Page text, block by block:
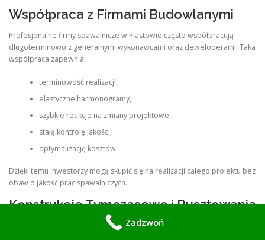
Współpraca z Firmami Budowlanymi
Profesjonalne firmy spawalnicze w Piastowie często współpracują
długoterminowo z generalnymi wykonawcami oraz deweloperami. Taka
współpraca zapewnia:
terminowość realizacji,
elastyczne harmonogramy,
szybkie reakcje na zmiany projektowe,
stałą kontrolę jakości,
optymalizację kosztów.
Dzięki temu inwestorzy mogą skupić się na realizacji całego projektu bez
obaw o jakość prac spawalniczych.
Konstrukcje Tymczasowe i Rusztowania
Na placach budowy często wykorzystuje się konstrukcje tymczasowe
Zadzwoń